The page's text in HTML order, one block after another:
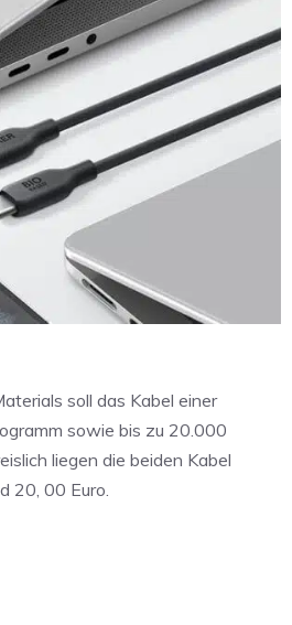
soll das Kabel einer
sowie bis zu 20.000
liegen die beiden Kabel
20, 00 Euro.